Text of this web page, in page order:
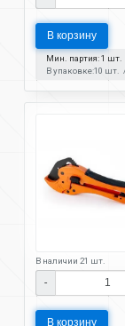
В корзину
Мин. партия: 1 шт.
В упаковке:10 шт.
В наличии 21 шт.
-
В корзину